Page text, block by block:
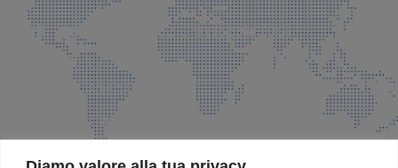
Via Padre Elzi, 32 Grassobbio (BG)
035 525015
035 335037
info@faeg.it
SITE MAP